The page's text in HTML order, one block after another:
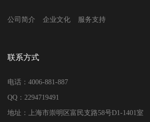
公司简介 企业文化 服务支持
联系方式
电话：4006-881-887
QQ：2294719491
地址：上海市崇明区富民支路58号D1-1401室